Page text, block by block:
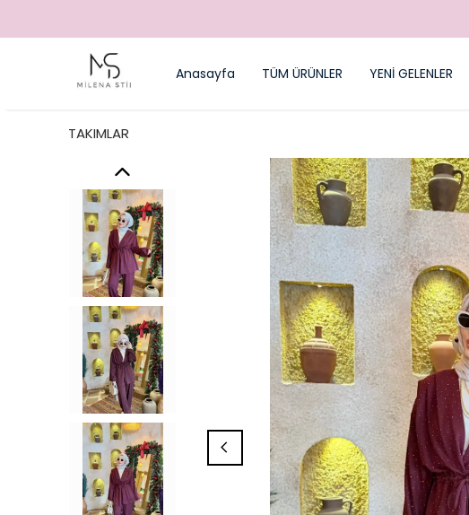
Anasayfa TÜM ÜRÜNLER YENİ GELENLER
TAKIMLAR